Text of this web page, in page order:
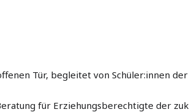
Tür, begleitet von Schüler:innen der
für Erziehungsberechtigte der